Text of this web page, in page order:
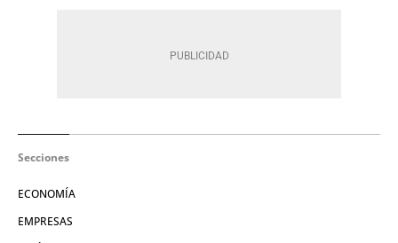
Secciones
ECONOMÍA
EMPRESAS